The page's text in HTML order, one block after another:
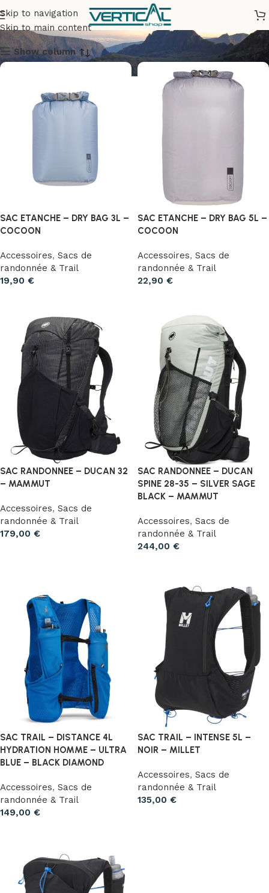
Skip to navigation
Skip to main content
Accessoires
Show column
SAC ETANCHE – DRY BAG 3L –
COCOON
Accessoires, Sacs de
randonnée & Trail
19,90 €
SAC ETANCHE – DRY BAG 5L –
COCOON
Accessoires, Sacs de
randonnée & Trail
22,90 €
SAC RANDONNEE – DUCAN 32
– MAMMUT
Accessoires, Sacs de
randonnée & Trail
179,00 €
SAC RANDONNEE – DUCAN
SPINE 28-35 – SILVER SAGE
BLACK – MAMMUT
Accessoires, Sacs de
randonnée & Trail
244,00 €
SAC TRAIL – DISTANCE 4L
HYDRATION HOMME – ULTRA
BLUE – BLACK DIAMOND
Accessoires, Sacs de
randonnée & Trail
149,00 €
SAC TRAIL – INTENSE 5L –
NOIR – MILLET
Accessoires, Sacs de
randonnée & Trail
135,00 €